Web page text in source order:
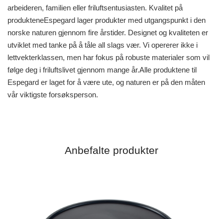
arbeideren, familien eller friluftsentusiasten. Kvalitet på
produkteneEspegard lager produkter med utgangspunkt i den
norske naturen gjennom fire årstider. Designet og kvaliteten er
utviklet med tanke på å tåle all slags vær. Vi opererer ikke i
lettvekterklassen, men har fokus på robuste materialer som vil
følge deg i friluftslivet gjennom mange år.Alle produktene til
Espegard er laget for å være ute, og naturen er på den måten
vår viktigste forsøksperson.
Anbefalte produkter